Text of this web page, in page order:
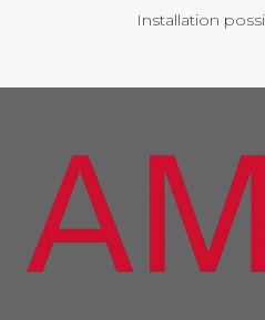
Installation